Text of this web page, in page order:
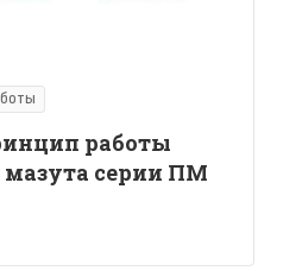
работы
мазута серии ПМ